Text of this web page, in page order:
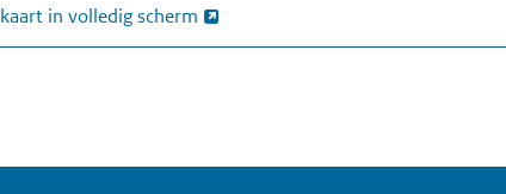
in volledig scherm